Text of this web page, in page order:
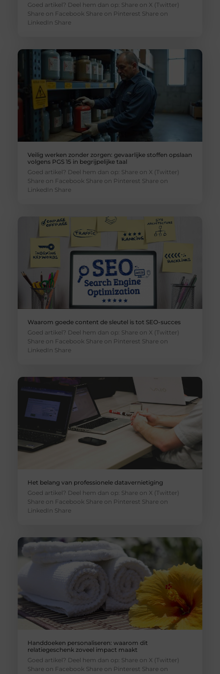
Goed artikel? Deel hem dan op: Share on X (Twitter)
Share on Facebook Share on Pinterest Share on
LinkedIn Share
Veilig werken zonder zorgen: gevaarlijke stoffen opslaan
volgens PGS 15 in begrijpelijke taal
Goed artikel? Deel hem dan op: Share on X (Twitter)
Share on Facebook Share on Pinterest Share on
LinkedIn Share
Waarom goede content de sleutel is tot SEO-succes
Goed artikel? Deel hem dan op: Share on X (Twitter)
Share on Facebook Share on Pinterest Share on
LinkedIn Share
Het belang van professionele datavernietiging
Goed artikel? Deel hem dan op: Share on X (Twitter)
Share on Facebook Share on Pinterest Share on
LinkedIn Share
Handdoeken personaliseren: waarom dit
relatiegeschenk zoveel impact maakt
Goed artikel? Deel hem dan op: Share on X (Twitter)
Share on Facebook Share on Pinterest Share on